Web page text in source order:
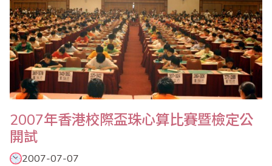
2007年香港校際盃珠心算比賽暨檢定公
開試
2007-07-07